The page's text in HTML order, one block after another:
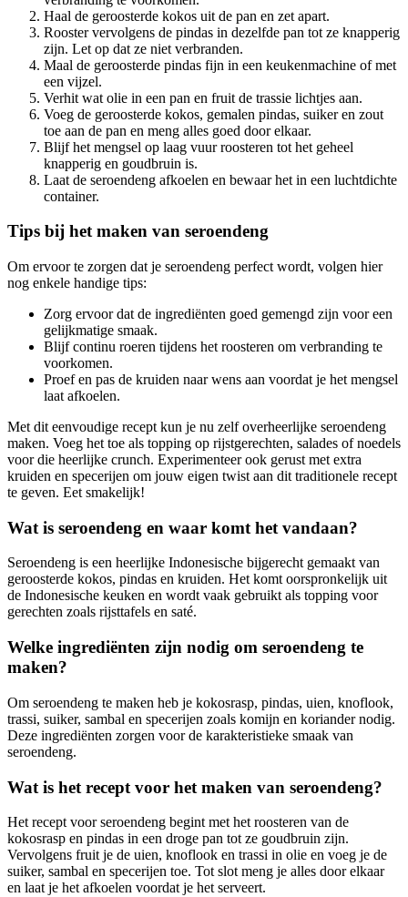
Haal de geroosterde kokos uit de pan en zet apart.
Rooster vervolgens de pindas in dezelfde pan tot ze knapperig
zijn. Let op dat ze niet verbranden.
Maal de geroosterde pindas fijn in een keukenmachine of met
een vijzel.
Verhit wat olie in een pan en fruit de trassie lichtjes aan.
Voeg de geroosterde kokos, gemalen pindas, suiker en zout
toe aan de pan en meng alles goed door elkaar.
Blijf het mengsel op laag vuur roosteren tot het geheel
knapperig en goudbruin is.
Laat de seroendeng afkoelen en bewaar het in een luchtdichte
container.
Tips bij het maken van seroendeng
Om ervoor te zorgen dat je seroendeng perfect wordt, volgen hier
nog enkele handige tips:
Zorg ervoor dat de ingrediënten goed gemengd zijn voor een
gelijkmatige smaak.
Blijf continu roeren tijdens het roosteren om verbranding te
voorkomen.
Proef en pas de kruiden naar wens aan voordat je het mengsel
laat afkoelen.
Met dit eenvoudige recept kun je nu zelf overheerlijke seroendeng
maken. Voeg het toe als topping op rijstgerechten, salades of noedels
voor die heerlijke crunch. Experimenteer ook gerust met extra
kruiden en specerijen om jouw eigen twist aan dit traditionele recept
te geven. Eet smakelijk!
Wat is seroendeng en waar komt het vandaan?
Seroendeng is een heerlijke Indonesische bijgerecht gemaakt van
geroosterde kokos, pindas en kruiden. Het komt oorspronkelijk uit
de Indonesische keuken en wordt vaak gebruikt als topping voor
gerechten zoals rijsttafels en saté.
Welke ingrediënten zijn nodig om seroendeng te
maken?
Om seroendeng te maken heb je kokosrasp, pindas, uien, knoflook,
trassi, suiker, sambal en specerijen zoals komijn en koriander nodig.
Deze ingrediënten zorgen voor de karakteristieke smaak van
seroendeng.
Wat is het recept voor het maken van seroendeng?
Het recept voor seroendeng begint met het roosteren van de
kokosrasp en pindas in een droge pan tot ze goudbruin zijn.
Vervolgens fruit je de uien, knoflook en trassi in olie en voeg je de
suiker, sambal en specerijen toe. Tot slot meng je alles door elkaar
en laat je het afkoelen voordat je het serveert.